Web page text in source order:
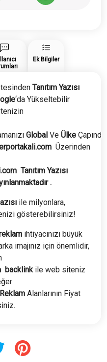
Ek Bilgiler
Tanıtım Yazısı
‘da Yükseltebilir
Global Ve Ülke Çapında
Üzerinden
Tanıtım Yazısı
.
ile milyonlara,
gösterebilirsiniz!
ihtiyacınızı büyük
imajınız için önemlidir,
backlink ile web siteniz
Reklam Alanlarının Fiyat